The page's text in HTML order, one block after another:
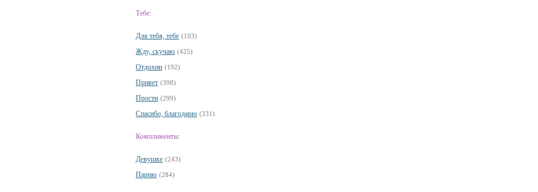
Тебе:
Для тебя, тебе (103)
Жду, скучаю (425)
Отдохни (192)
Привет (398)
Прости (299)
Спасибо, благодарю (331)
Комплименты:
Девушке (243)
Парню (284)